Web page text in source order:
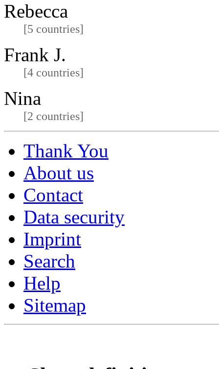
Rebecca
[5 countries]
Frank J.
[4 countries]
Nina
[2 countries]
Thank You
About us
Contact
Data security
Imprint
Search
Help
Sitemap